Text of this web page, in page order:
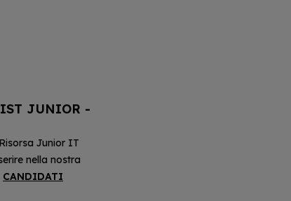
JUNIOR -
Junior IT
nella nostra
CANDIDATI